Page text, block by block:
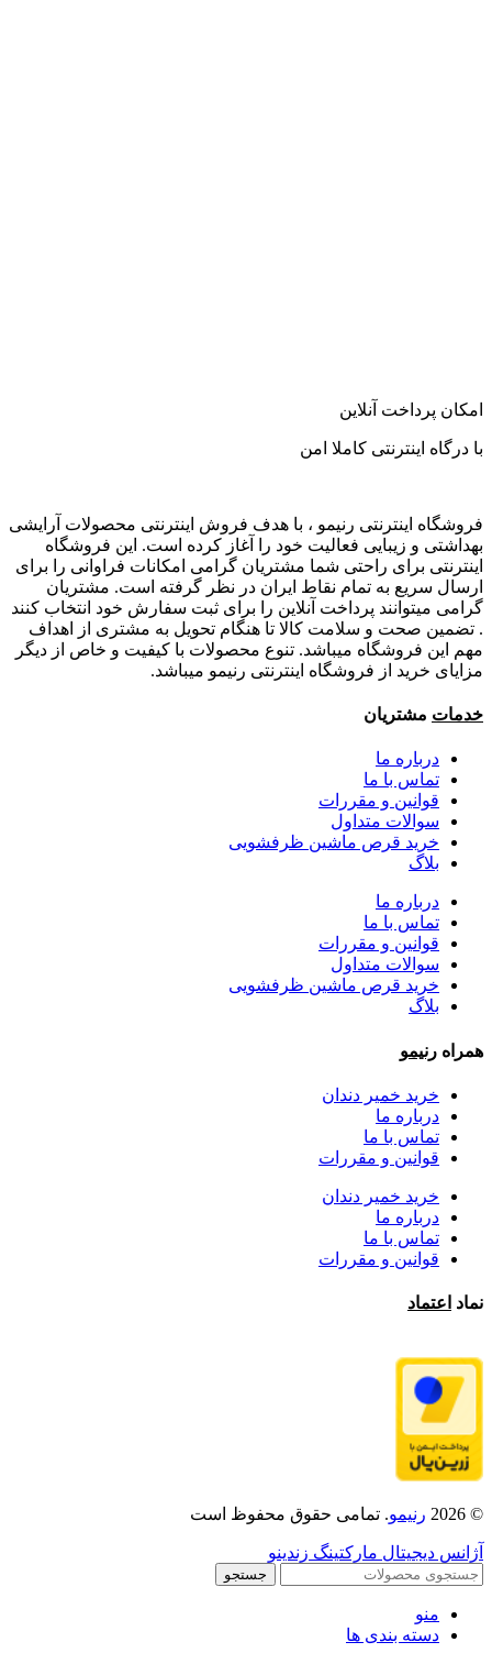
امکان پرداخت آنلاین
با درگاه اینترنتی کاملا امن
فروشگاه اینترنتی رنیمو ، با هدف فروش اینترنتی محصولات آرایشی
بهداشتی و زیبایی فعالیت خود را آغاز کرده است. این فروشگاه
اینترنتی برای راحتی شما مشتریان گرامی امکانات فراوانی را برای
ارسال سریع به تمام نقاط ایران در نظر گرفته است. مشتریان
گرامی میتوانند پرداخت آنلاین را برای ثبت سفارش خود انتخاب کنند
. تضمین صحت و سلامت کالا تا هنگام تحویل به مشتری از اهداف
مهم این فروشگاه میباشد. تنوع محصولات با کیفیت و خاص از دیگر
مزایای خرید از فروشگاه اینترنتی رنیمو میباشد.
خدمات مشتریان
درباره ما
تماس با ما
قوانین و مقررات
سوالات متداول
خرید قرص ماشین ظرفشویی
بلاگ
درباره ما
تماس با ما
قوانین و مقررات
سوالات متداول
خرید قرص ماشین ظرفشویی
بلاگ
همراه رنیمو
خرید خمیر دندان
درباره ما
تماس با ما
قوانین و مقررات
خرید خمیر دندان
درباره ما
تماس با ما
قوانین و مقررات
نماد اعتماد
© 2026 رنیمو. تمامی حقوق محفوظ است
آژانس دیجیتال مارکتینگ زندینو
جستجو
منو
دسته بندی ها